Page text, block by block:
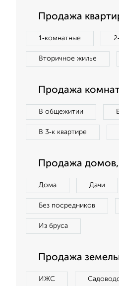
Продажа
1‑комнатные
Вторичное жилье
Продажа
В общежитии
В 3‑к квартире
Продажа домов,
Дома Дачи
Без посредников
Из бруса
Продажа
ИЖС